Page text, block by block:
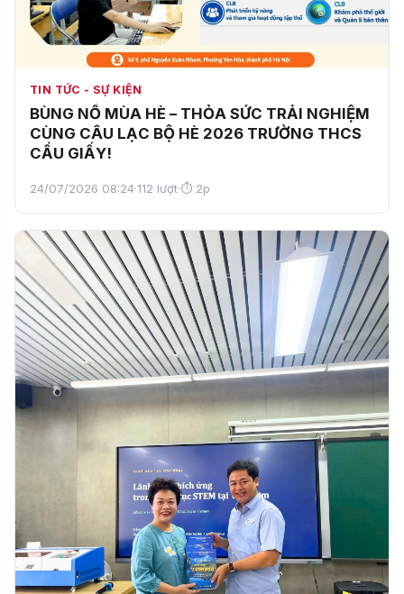
TIN TỨC - SỰ KIỆN
BÙNG NỔ MÙA HÈ – THỎA SỨC TRẢI NGHIỆM
CÙNG CÂU LẠC BỘ HÈ 2026 TRƯỜNG THCS
CẦU GIẤY!
24/07/2026 08:24·112 lượt·⏱ 2p